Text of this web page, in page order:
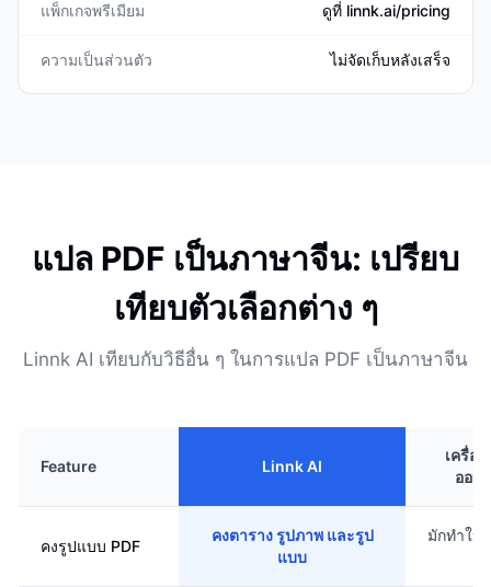
แพ็กเกจพรีเมียม ดูที่ linnk.ai/pricing
ความเป็นส่วนตัว ไม่จัดเก็บหลังเสร็จ
แปล PDF เป็นภาษาจีน: เปรียบ
เทียบตัวเลือกต่าง ๆ
Linnk AI เทียบกับวิธีอื่น ๆ ในการแปล PDF เป็นภาษาจีน
Feature Linnk AI
เครื่อ
ออน
คงรูปแบบ PDF
คงตาราง รูปภาพ และรูป
แบบ
มักทำให้